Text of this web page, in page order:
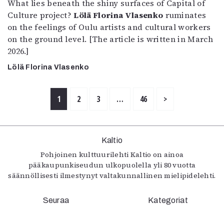
What lies beneath the shiny surfaces of Capital of
Culture project?Lölä Florina Vlasenko ruminates
on the feelings of Oulu artists and cultural workers
on the ground level. [The article is written in March
2026.]
Lölä Florina Vlasenko
1 2 3 … 46 >
Kaltio
Pohjoinen kulttuurilehti Kaltio on ainoa
pääkaupunkiseudun ulkopuolella yli 80 vuotta
säännöllisesti ilmestynyt valtakunnallinen mielipidelehti.
Seuraa Kategoriat